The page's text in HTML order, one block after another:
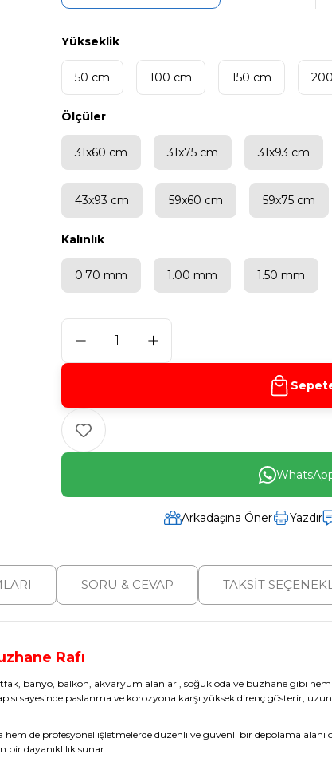
Yükseklik
50 cm 100 cm 150 cm
Ölçüler
31x60 cm 31x75 cm 31x93 cm
43x93 cm 59x60 cm 59x75 cm
Kalınlık
0.70 mm 1.00 mm 1.50 mm
Arkadaşına Öner Yazdır
SORU & CEVAP TAKSİT
Rafı
banyo, balkon, akvaryum alanları, soğuk oda ve buzhane gibi
sayesinde paslanma ve korozyona karşı yüksek direnç gösterir;
de profesyonel işletmelerde düzenli ve güvenli bir depolama
dayanıklılık sunar.